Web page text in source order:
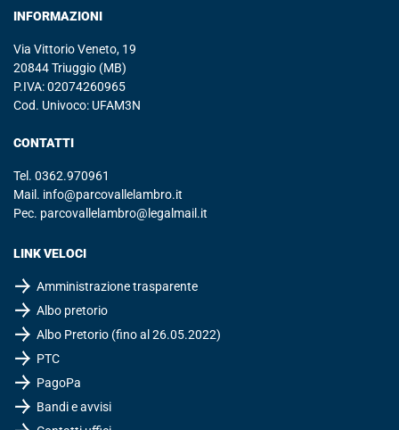
INFORMAZIONI
Via Vittorio Veneto, 19
20844 Triuggio (MB)
P.IVA: 02074260965
Cod. Univoco: UFAM3N
CONTATTI
Tel. 0362.970961
Mail. info@parcovallelambro.it
Pec. parcovallelambro@legalmail.it
LINK VELOCI
Amministrazione trasparente
Albo pretorio
Albo Pretorio (fino al 26.05.2022)
PTC
PagoPa
Bandi e avvisi